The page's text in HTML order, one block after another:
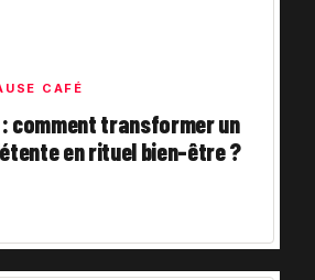
CAFÉ
: comment transformer un
en rituel bien-être ?